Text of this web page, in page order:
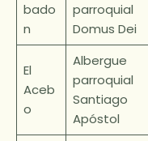
bado
n
parroquial
Domus Dei
El
Aceb
o
Albergue
parroquial
Santiago
Apóstol